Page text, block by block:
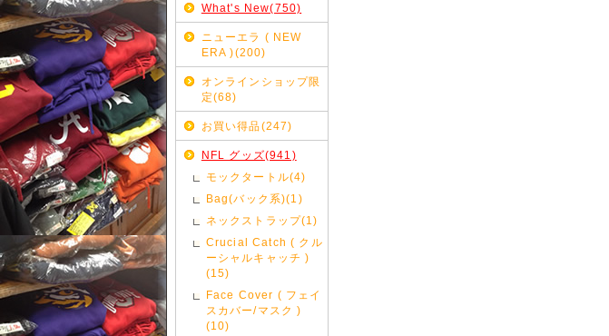
What's New(750)
ニューエラ ( NEW
ERA )(200)
オンラインショップ限
定(68)
お買い得品(247)
NFL グッズ(941)
モックタートル(4)
Bag(バック系)(1)
ネックストラップ(1)
Crucial Catch ( クル
ーシャルキャッチ )
(15)
Face Cover ( フェイ
スカバー/マスク )
(10)